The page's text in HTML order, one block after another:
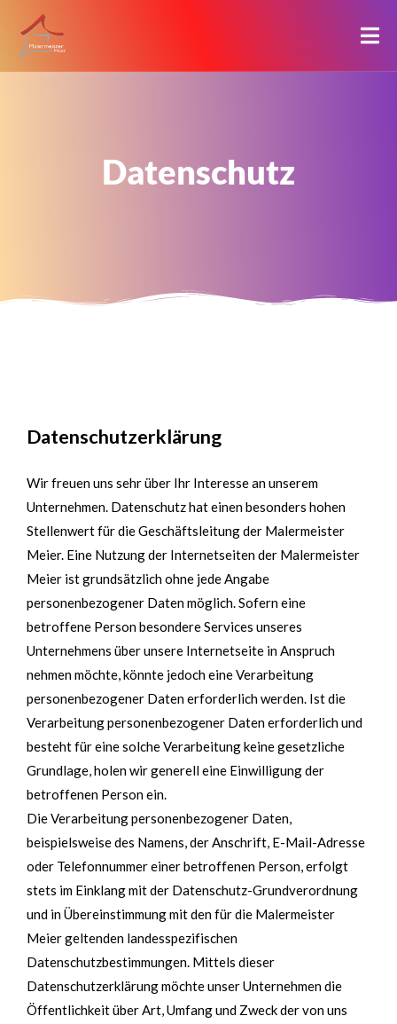
Datenschutz
Datenschutzerklärung
Wir freuen uns sehr über Ihr Interesse an unserem
Unternehmen. Datenschutz hat einen besonders hohen
Stellenwert für die Geschäftsleitung der Malermeister
Meier. Eine Nutzung der Internetseiten der Malermeister
Meier ist grundsätzlich ohne jede Angabe
personenbezogener Daten möglich. Sofern eine
betroffene Person besondere Services unseres
Unternehmens über unsere Internetseite in Anspruch
nehmen möchte, könnte jedoch eine Verarbeitung
personenbezogener Daten erforderlich werden. Ist die
Verarbeitung personenbezogener Daten erforderlich und
besteht für eine solche Verarbeitung keine gesetzliche
Grundlage, holen wir generell eine Einwilligung der
betroffenen Person ein.
Die Verarbeitung personenbezogener Daten,
beispielsweise des Namens, der Anschrift, E-Mail-Adresse
oder Telefonnummer einer betroffenen Person, erfolgt
stets im Einklang mit der Datenschutz-Grundverordnung
und in Übereinstimmung mit den für die Malermeister
Meier geltenden landesspezifischen
Datenschutzbestimmungen. Mittels dieser
Datenschutzerklärung möchte unser Unternehmen die
Öffentlichkeit über Art, Umfang und Zweck der von uns